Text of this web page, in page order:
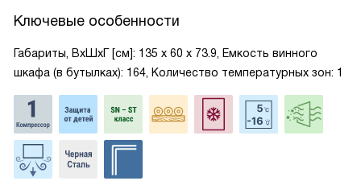
Ключевые особенности
Габариты, ВxШxГ [см]: 135 х 60 х 73.9, Емкость винного
шкафа (в бутылках): 164, Количество температурных зон: 1